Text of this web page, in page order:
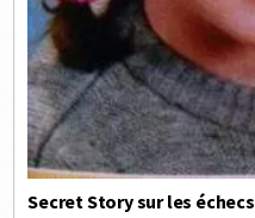
Secret Story sur les échecs